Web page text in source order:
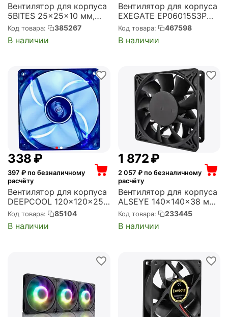
Вентилятор для корпуса
5BITES 25x25x10 мм,
9000 об/мин, 2 CFM, 23
дБ, 2 pin (FB2510S-12H2)
Код товара: 385267
В наличии
Вентилятор для корпуса
EXEGATE EP06015S3P
60x60x15 мм, 4800 об/
мин, 21 CFM, 32 дБ, 3 pin
(EX297029RUS)
Код товара: 467598
В наличии
‍338‍ ₽
397 ₽ по безналичному
расчёту
Вентилятор для корпуса
DEEPCOOL 120x120x25
мм, 1300 об/мин, 53
CFM, 26 дБ, 3 pin, синяя
подсветка (WIND BLADE
Код товара: 85104
В наличии
1 872₽
2 057 ₽ по безналичному
расчёту
Вентилятор для корпуса
ALSEYE 140x140x38 мм,
3600 об/мин, 270 CFM,
61 дБ, Molex, OEM
(AS14038BVH-M1)
Код товара: 233445
В наличии